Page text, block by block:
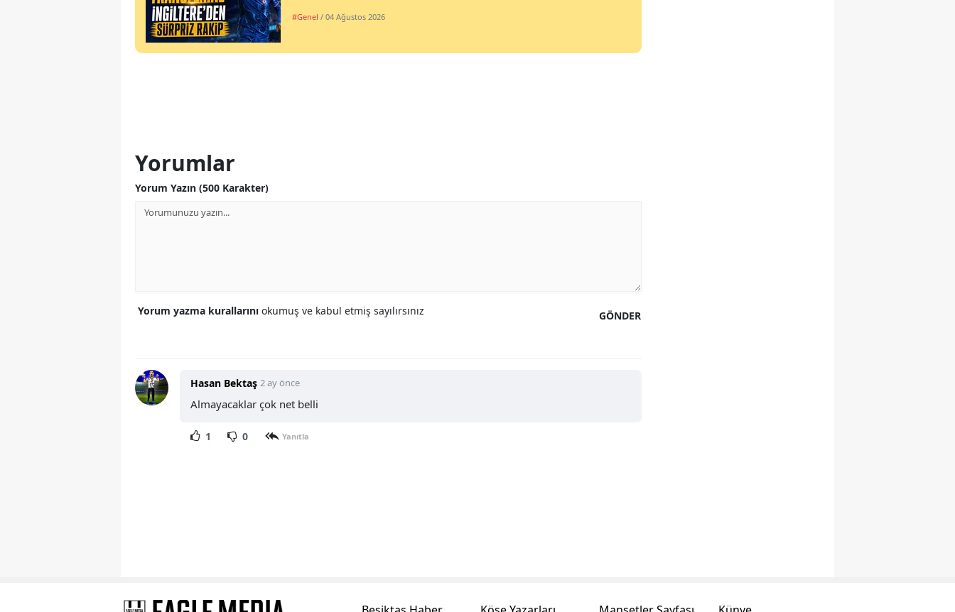
#Genel / 04 Ağustos 2026
Yorumlar
Yorum Yazın (500 Karakter)
GÖNDER
Yorum yazma kurallarını okumuş ve kabul etmiş sayılırsınız
Hasan Bektaş 2 ay önce
Almayacaklar çok net belli
1 0 Yanıtla